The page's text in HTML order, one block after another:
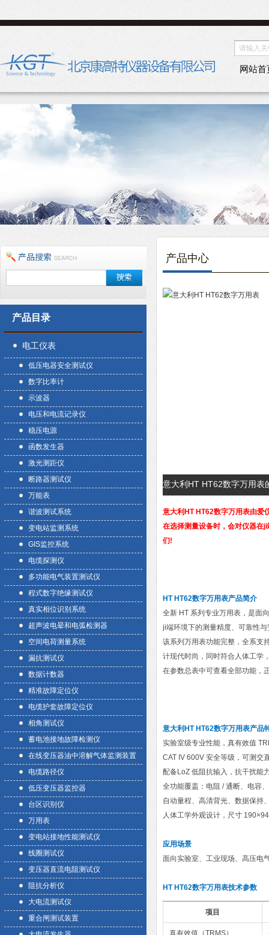
网站首
产品目录
电工仪表
低压电器安全测试仪
数字比率计
示波器
电压和电流记录仪
稳压电源
函数发生器
激光测距仪
断路器测试仪
万能表
谐波测试系统
变电站监测系统
GIS监控系统
电缆探测仪
多功能电气装置测试仪
程式数字绝缘测试仪
真实相位识别系统
超声波电晕和电弧检测器
空间电荷测量系统
漏抗测试仪
数据计数器
精准故障定位仪
电缆护套故障定位仪
相角测试仪
蓄电池接地故障检测仪
在线变压器油中溶解气体监测装置
电缆路径仪
低压变压器监控器
台区识别仪
万用表
变电站接地性能测试仪
线圈测试仪
变压器直流电阻测试仪
阻抗分析仪
大电流测试仪
重合闸测试装置
产品中心
意大利HT HT62数字万用表
意大利HT HT62数字万用表由爱
在选择测量设备时，会对仪器在
们!
HT HT62数字万用表产品简介
全新 HT 系列专业万用表，是面
ji端环境下的测量精度、可靠性
该系列万用表功能完整，全系支
计现代时尚，同时符合人体工学
在参数总表中可查看全部功能，
意大利HT HT62数字万用表产品
实验室级专业性能，真有效值
CAT IV 600V 安全等级，可测交
配备LoZ 低阻抗输入，抗干扰能
全功能覆盖：电阻 / 通断、电容
自动量程、高清背光、数据保持
人体工学外观设计，尺寸
应用场景
面向实验室、工业现场、高压电
HT HT62数字万用表技术参数
项目
真有效值（TRMS）